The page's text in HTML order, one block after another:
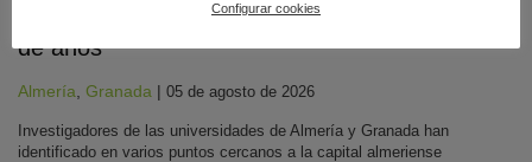
crecimientos horizontales de hace 6,5 millones
de años
Almería Granada | 05 de agosto de 2026
Investigadores de las universidades de Almería y Granada han
identificado en varios puntos cercanos a la capital almeriense
Configurar cookies